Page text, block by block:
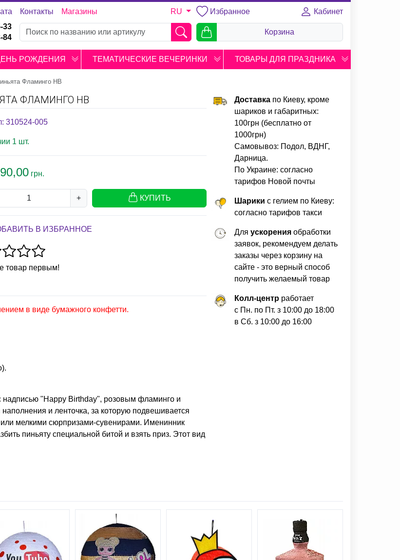
Контакты Магазины RU Избранное
Кабинет
33
84
Корзина
РОЖДЕНИЯ ТЕМАТИЧЕСКИЕ ВЕЧЕРИНКИ ТОВАРЫ ДЛЯ ПРАЗДНИКА
Фламинго HB
ФЛАМИНГО HB
310524-005
1 шт.
грн.
+ КУПИТЬ
В ИЗБРАННОЕ
товар первым!
в виде бумажного конфетти.
надписью "Happy Birthday", розовым фламинго и
и ленточка, за которую подвешивается
мелкими сюрпризами-сувенирами. Именинник
пиньяту специальной битой и взять приз. Этот вид
Доставкапо Киеву, кроме
шариков и габаритных:
100грн (бесплатно от
1000грн)
Самовывоз: Подол, ВДНГ,
Дарница.
По Украине: согласно
тарифов Новой почты
Шарики с гелием по Киеву:
согласно тарифов такси
Для ускоренияобработки
заявок, рекомендуем делать
заказы через корзину на
сайте - это верный способ
получить желаемый товар
Колл-центрработает
с Пн. по Пт. з 10:00 до 18:00
в Сб. з 10:00 до 16:00